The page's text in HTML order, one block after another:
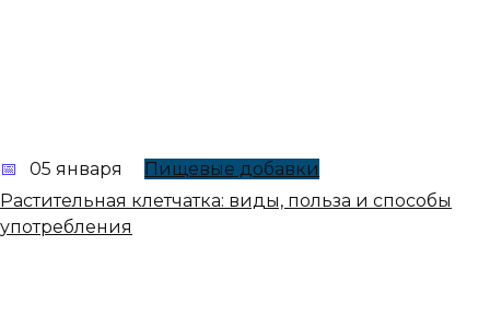
05 января
Пищевые добавки
Растительная клетчатка: виды, польза и способы
употребления